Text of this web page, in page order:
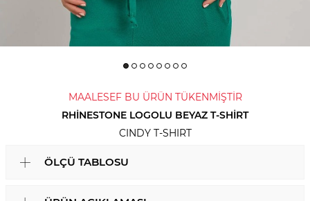
MAALESEF BU ÜRÜN TÜKENMİŞTİR
RHINESTONE LOGOLU BEYAZ T-SHIRT
CINDY T-SHIRT
ÖLÇÜ TABLOSU